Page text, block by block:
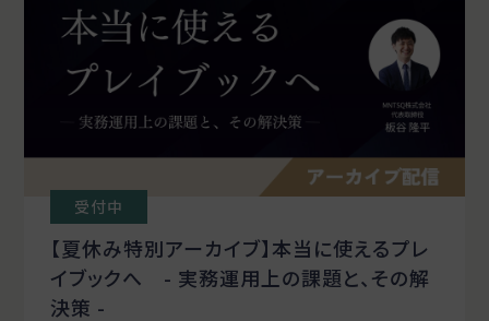
受付中
【夏休み特別アーカイブ】本当に使えるプレ
イブックへ - 実務運用上の課題と、その解
決策 -